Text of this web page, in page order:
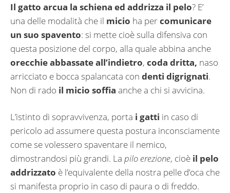
Il gatto arcua la schiena ed addrizza il pelo? E’
una delle modalità che il micio ha percomunicare
un suo spavento: si mette cioè sulla difensiva con
questa posizione del corpo, alla quale abbina anche
orecchie abbassate all’indietro, coda dritta, naso
arricciato e bocca spalancata con denti digrignati.
Non di rado il micio soffia anche a chi si avvicina.
L’istinto di sopravvivenza, porta i gatti in caso di
pericolo ad assumere questa postura inconsciamente
come se volessero spaventare il nemico,
dimostrandosi più grandi. La pilo erezione, cioè il pelo
addrizzato è l’equivalente della nostra pelle d’oca che
si manifesta proprio in caso di paura o di freddo.